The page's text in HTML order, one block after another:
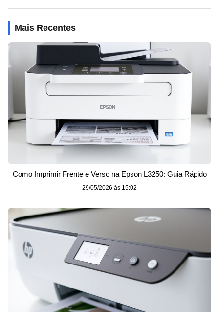
Mais Recentes
Como Imprimir Frente e Verso na Epson L3250: Guia Rápido
29/05/2026 às 15:02